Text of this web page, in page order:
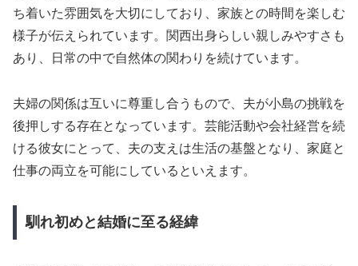
ち着いた雰囲気を大切にしており、家族との時間を楽しむ
様子が伝えられています。関西出身らしい親しみやすさも
あり、日常の中で自然体の関わりを続けています。
夫婦の関係は互いに尊重し合うもので、夫が小島の挑戦を
後押しする存在となっています。芸能活動や会社経営を続
ける彼女にとって、夫の支えは生活の基盤となり、家庭と
仕事の両立を可能にしているといえます。
馴れ初めと結婚に至る経緯